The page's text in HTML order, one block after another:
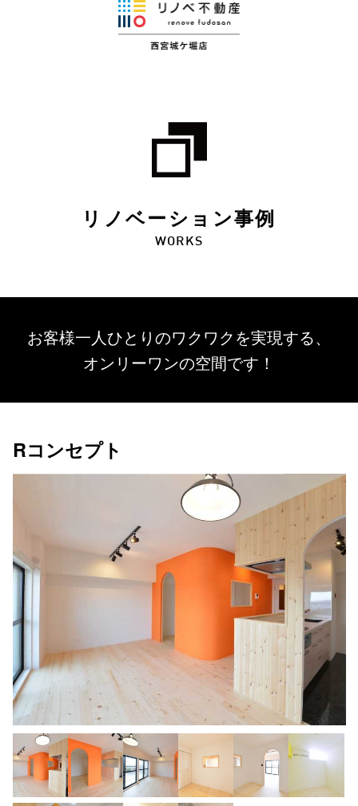
リノベーション事例
WORKS
お客様一人ひとりのワクワクを実現する、
オンリーワンの空間です！
Rコンセプト